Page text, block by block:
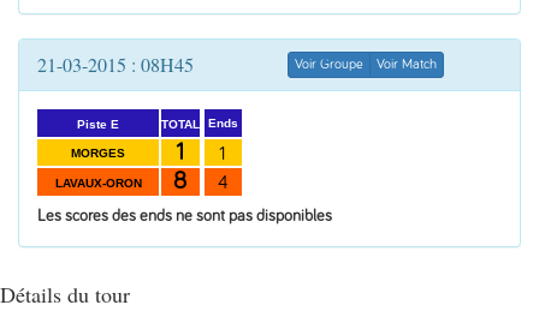
21-03-2015 : 08H45 Voir Groupe Voir Match
Piste E
MORGES
LAVAUX-ORON
TOTAL
1
8
Ends
1
4
Les scores des ends ne sont pas disponibles
Détails du tour